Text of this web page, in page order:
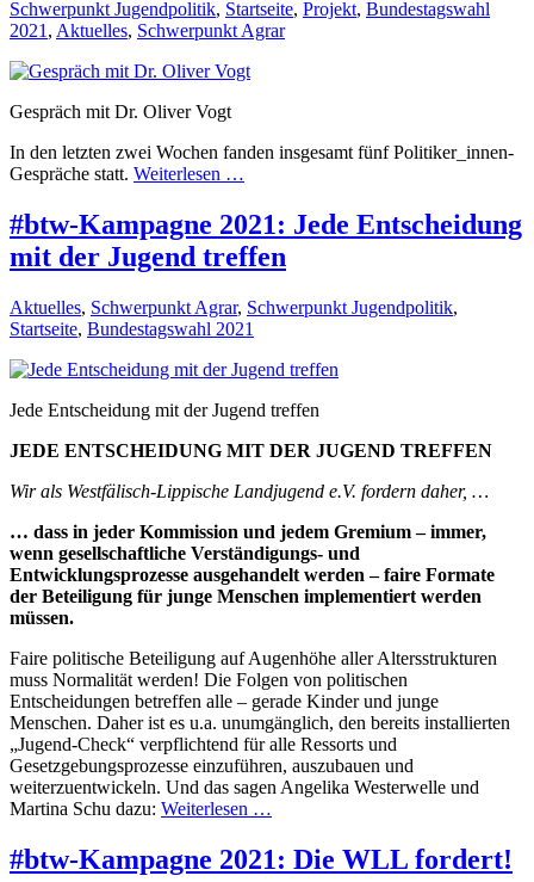
Schwerpunkt Jugendpolitik, Startseite, Projekt, Bundestagswahl
2021 , Aktuelles, Schwerpunkt Agrar
Gespräch mit Dr. Oliver Vogt
In den letzten zwei Wochen fanden insgesamt fünf Politiker_innen-
Gespräche statt. Weiterlesen …
#btw-Kampagne 2021: Jede Entscheidung
mit der Jugend treffen
Aktuelles, Schwerpunkt Agrar, Schwerpunkt Jugendpolitik,
Startseite, Bundestagswahl 2021
Jede Entscheidung mit der Jugend treffen
JEDE ENTSCHEIDUNG MIT DER JUGEND TREFFEN
Wir als Westfälisch-Lippische Landjugend e.V. fordern daher, …
… dass in jeder Kommission und jedem Gremium – immer,
wenn gesellschaftliche Verständigungs- und
Entwicklungsprozesse ausgehandelt werden – faire Formate
der Beteiligung für junge Menschen implementiert werden
müssen.
Faire politische Beteiligung auf Augenhöhe aller Altersstrukturen
muss Normalität werden! Die Folgen von politischen
Entscheidungen betreffen alle – gerade Kinder und junge
Menschen. Daher ist es u.a. unumgänglich, den bereits installierten
„Jugend-Check“ verpflichtend für alle Ressorts und
Gesetzgebungsprozesse einzuführen, auszubauen und
weiterzuentwickeln. Und das sagen Angelika Westerwelle und
Martina Schu dazu: Weiterlesen …
#btw-Kampagne 2021: Die WLL fordert!